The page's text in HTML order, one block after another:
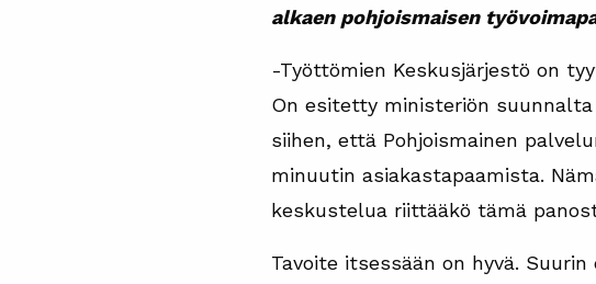
alkaen pohjoismaisen
-Työttömien Keskusjärjestö on
On esitetty ministeriön
siihen, että Pohjoismainen
minuutin asiakastapaamista.
keskustelua riittääkö tämä
Tavoite itsessään on hyvä.